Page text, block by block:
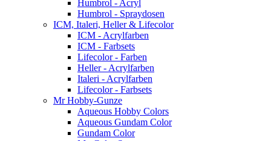
Humbrol - Acryl
Humbrol - Spraydosen
ICM, Italeri, Heller & Lifecolor
ICM - Acrylfarben
ICM - Farbsets
Lifecolor - Farben
Heller - Acrylfarben
Italeri - Acrylfarben
Lifecolor - Farbsets
Mr Hobby-Gunze
Aqueous Hobby Colors
Aqueous Gundam Color
Gundam Color